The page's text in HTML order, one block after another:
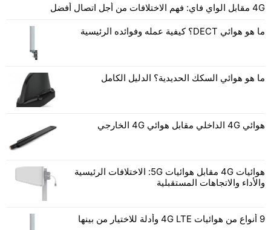
4G مقابل الواي فاي: فهم الاختلافات من أجل اتصال أفضل
ما هو هوائي DECT؟ كيفية عمله وفوائده الرئيسية
ما هو هوائي السكك الحديدية؟ الدليل الكامل
هوائي 4G الداخلي مقابل هوائي 4G الخارجي
هوائيات 4G مقابل هوائيات 5G: الاختلافات الرئيسية
والأداء والاتجاهات المستقبلية
9 أنواع من هوائيات 4G LTE وأدلة للاختيار من بينها